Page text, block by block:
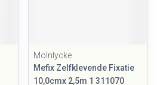
Molnlycke
Mefix Zelfklevende Fixatie
10,0cmx 2,5m 1 311070